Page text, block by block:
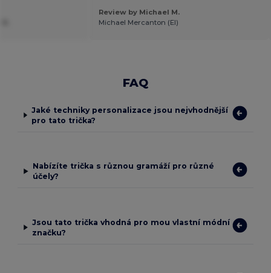
Review by Michael M.
Michael Mercanton (EI)
FAQ
Jaké techniky personalizace jsou nejvhodnější
pro tato trička?
Nabízíte trička s různou gramáží pro různé
účely?
Jsou tato trička vhodná pro mou vlastní módní
značku?